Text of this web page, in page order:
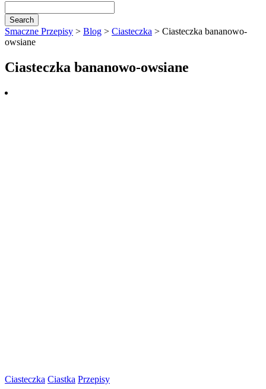
Smaczne Przepisy > Blog > Ciasteczka > Ciasteczka bananowo-
owsiane
Ciasteczka bananowo-owsiane
Ciasteczka Ciastka Przepisy